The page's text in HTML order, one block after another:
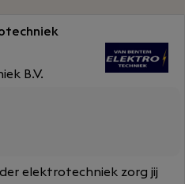
B.V.
elektrotechniek zorg jij